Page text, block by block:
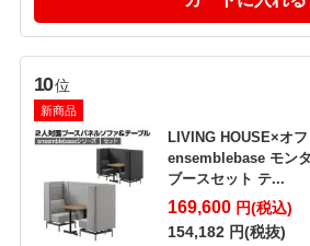
10位
新商品
LIVING HOUSE×オ
ensemblebase モン
ブースセット テ...
169,600円(税込)
154,182円(税抜)